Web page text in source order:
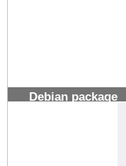
Debian package